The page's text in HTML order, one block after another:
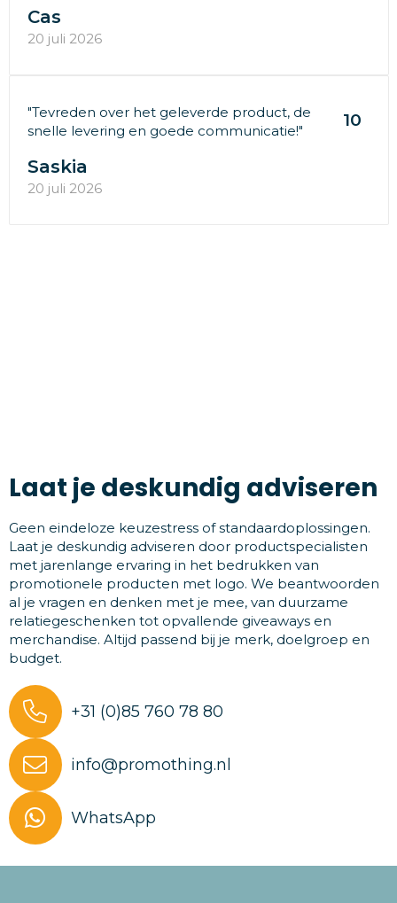
Cas
20 juli 2026
"Tevreden over het geleverde product, de
snelle levering en goede communicatie!"
10
Saskia
20 juli 2026
Laat je deskundig adviseren
Geen eindeloze keuzestress of standaardoplossingen.
Laat je deskundig adviseren door productspecialisten
met jarenlange ervaring in het bedrukken van
promotionele producten met logo. We beantwoorden
al je vragen en denken met je mee, van duurzame
relatiegeschenken tot opvallende giveaways en
merchandise. Altijd passend bij je merk, doelgroep en
budget.
+31 (0)85 760 78 80
info@promothing.nl
WhatsApp